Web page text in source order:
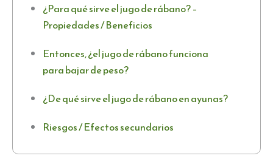
¿Para qué sirve el jugo de rábano? –
Propiedades / Beneficios
Entonces, ¿el jugo de rábano funciona
para bajar de peso?
¿De qué sirve el jugo de rábano en ayunas?
Riesgos / Efectos secundarios